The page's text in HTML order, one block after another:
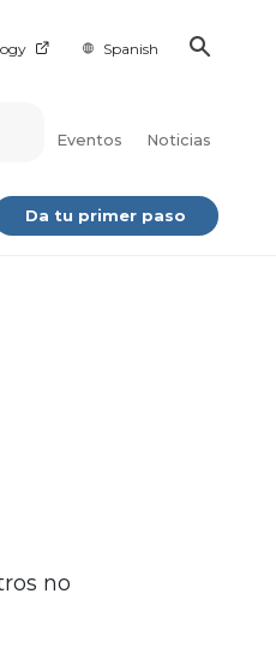
Spanish
Eventos Noticias
Da tu primer paso
no